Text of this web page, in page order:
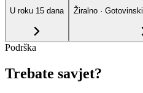
U roku 15 dana
Žiralno ·
Podrška
Trebate savjet?